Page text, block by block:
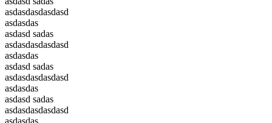
asdasdasdasdasd
asdasdas
asdasd sadas
asdasdasdasdasd
asdasdas
asdasd sadas
asdasdasdasdasd
asdasdas
asdasd sadas
asdasdasdasdasd
asdasdas